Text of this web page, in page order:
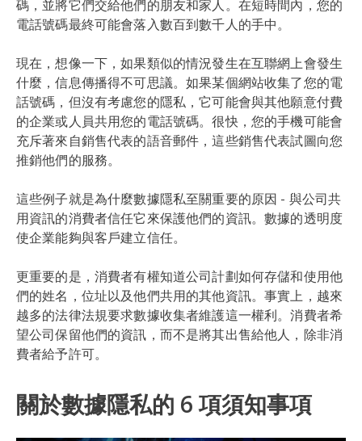
碼，並將它們交給他們的朋友和家人。在短時間內，您的
電話號碼最終可能會落入數百到數千人的手中。
現在，想像一下，如果類似的情況發生在互聯網上會發生
什麼，信息傳播得不可思議。如果某個網站收集了您的電
話號碼，但沒有考慮您的隱私，它可能會與其他願意付費
的企業或人員共用您的電話號碼。很快，您的手機可能會
充斥著來自銷售代表的語音郵件，這些銷售代表試圖向您
推銷他們的服務。
這些例子就是為什麼數據隱私至關重要的原因 - 與公司共
用資訊的消費者信任它來保護他們的資訊。數據的透明度
使企業能夠與客戶建立信任。
更重要的是，消費者有權知道公司計劃如何存儲和使用他
們的姓名，位址以及他們共用的其他資訊。事實上，越來
越多的法律法規要求數據收集者維護這一權利。消費者希
望公司保留他們的資訊，而不是將其出售給他人，除非消
費者給予許可。
關於數據隱私的 6 項須知事項